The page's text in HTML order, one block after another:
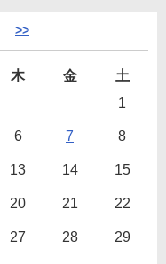
>>
木 金
土
1
6 7 8
13 14 15
20 21 22
27 28 29